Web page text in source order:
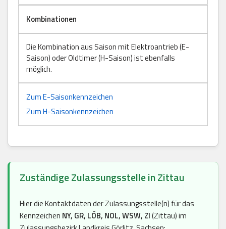
Kombinationen
Die Kombination aus Saison mit Elektroantrieb (E-
Saison) oder Oldtimer (H-Saison) ist ebenfalls
möglich.
Zum E-Saisonkennzeichen
Zum H-Saisonkennzeichen
Zuständige Zulassungsstelle in Zittau
Hier die Kontaktdaten der Zulassungsstelle(n) für das
Kennzeichen NY, GR, LÖB, NOL, WSW, ZI(Zittau) im